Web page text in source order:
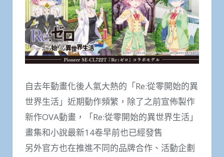
自去年動畫化後人氣大熱的「Re:從零開始的異
世界生活」近期動作頻繁，除了之前宣佈製作
新作OVA動畫，「Re:從零開始的異世界生活」
畫集和小說最新14卷早前也已經發售
另外官方也在推進不同的品牌合作、活動企劃